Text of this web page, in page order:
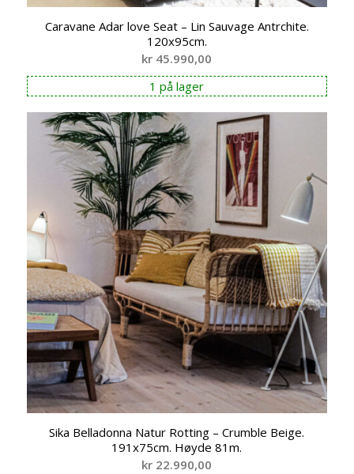
Caravane Adar love Seat – Lin Sauvage Antrchite.
120x95cm.
kr 45.990,00
1 på lager
Sika Belladonna Natur Rotting – Crumble Beige.
191x75cm. Høyde 81m.
kr 22.990,00